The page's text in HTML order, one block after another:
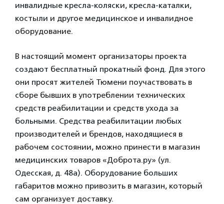
инвалидные кресла-коляски, кресла-каталки,
костыли и другое медицинское и инвалидное
оборудование.
В настоящий момент организаторы проекта
создают бесплатный прокатный фонд. Для этого
они просят жителей Тюмени поучаствовать в
сборе бывших в употреблении технических
средств реабилитации и средств ухода за
больными. Средства реабилитации любых
производителей и брендов, находящиеся в
рабочем состоянии, можно принести в магазин
медицинских товаров «Доброта.ру» (ул.
Одесская, д. 48а). Оборудование больших
габаритов можно привозить в магазин, который
сам организует доставку.